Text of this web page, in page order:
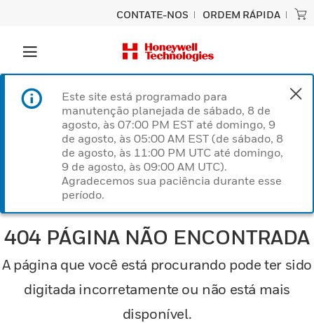
CONTATE-NOS ORDEM RÁPIDA
Este site está programado para
manutenção planejada de sábado, 8 de
agosto, às 07:00 PM EST até domingo, 9
de agosto, às 05:00 AM EST (de sábado, 8
de agosto, às 11:00 PM UTC até domingo,
9 de agosto, às 09:00 AM UTC).
Agradecemos sua paciência durante esse
período.
404 PÁGINA NÃO ENCONTRADA
A página que você está procurando pode ter sido
digitada incorretamente ou não está mais
disponível.